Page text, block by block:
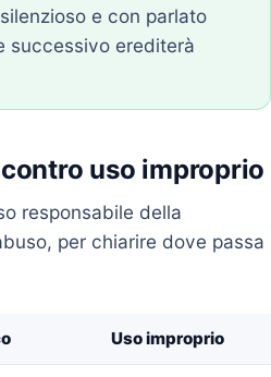
e con parlato
successivo erediterà
uso improprio
responsabile della
per chiarire dove passa
Uso improprio